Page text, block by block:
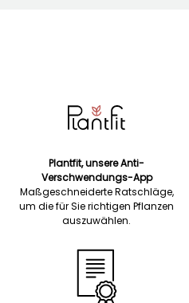
Plantfit, unsere Anti-
Verschwendungs-App
Maßgeschneiderte Ratschläge,
um die für Sie richtigen Pflanzen
auszuwählen.